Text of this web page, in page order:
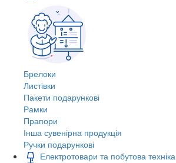
Брелоки
Листівки
Пакети подарункові
Рамки
Прапори
Інша сувенірна продукція
Ручки подарункові
Електротовари та побутова техніка